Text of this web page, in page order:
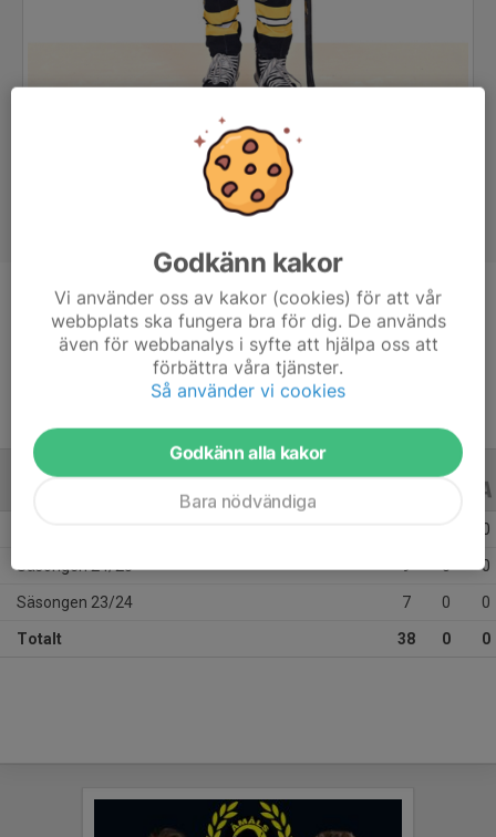
Position
-
12 år
ALLA ÅR
0
Säsongen 24/25 9 0 0
Säsongen 23/24 7 0 0
Totalt 38 0 0
Godkänn kakor
Vi använder oss av kakor (cookies) för att vår
webbplats ska fungera bra för dig. De används
även för webbanalys i syfte att hjälpa oss att
förbättra våra tjänster.
Så använder vi cookies
Godkänn alla kakor
Bara nödvändiga